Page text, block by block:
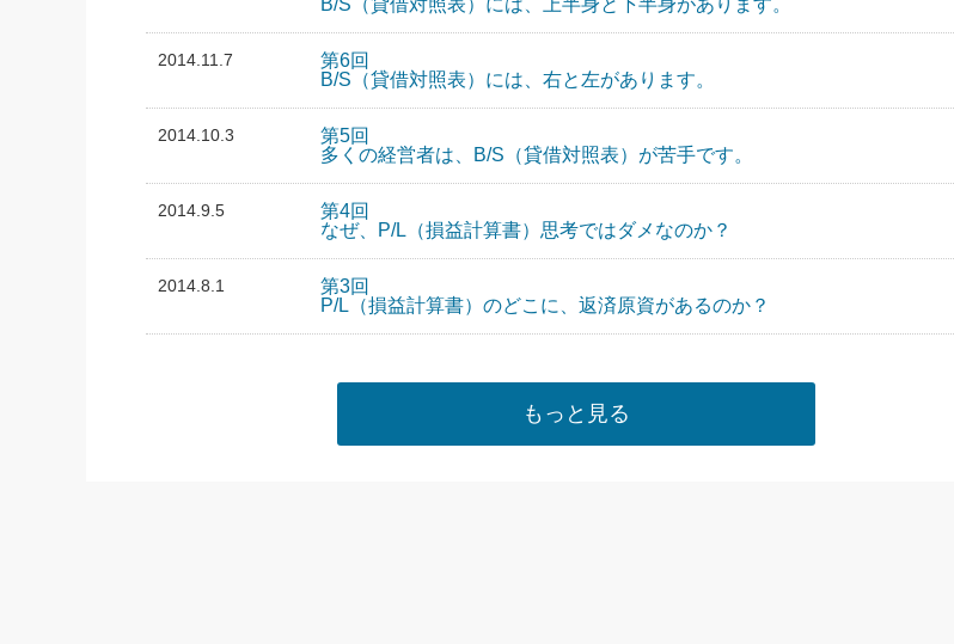
B/S（貸借対照表）には、上半身と下半身があります。
2014.11.7
第6回
B/S（貸借対照表）には、右と左があります。
2014.10.3
第5回
多くの経営者は、B/S（貸借対照表）が苦手です。
2014.9.5
第4回
なぜ、P/L（損益計算書）思考ではダメなのか？
2014.8.1
第3回
P/L（損益計算書）のどこに、返済原資があるのか？
もっと見る